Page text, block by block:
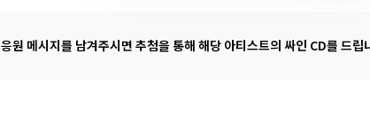
응원 메시지를 남겨주시면 추첨을 통해 해당 아티스트의 싸인 CD를 드립